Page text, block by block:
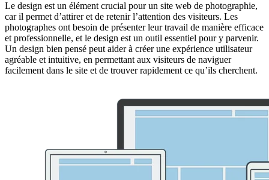
Le design est un élément crucial pour un site web de photographie,
car il permet d’attirer et de retenir l’attention des visiteurs. Les
photographes ont besoin de présenter leur travail de manière efficace
et professionnelle, et le design est un outil essentiel pour y parvenir.
Un design bien pensé peut aider à créer une expérience utilisateur
agréable et intuitive, en permettant aux visiteurs de naviguer
facilement dans le site et de trouver rapidement ce qu’ils cherchent.